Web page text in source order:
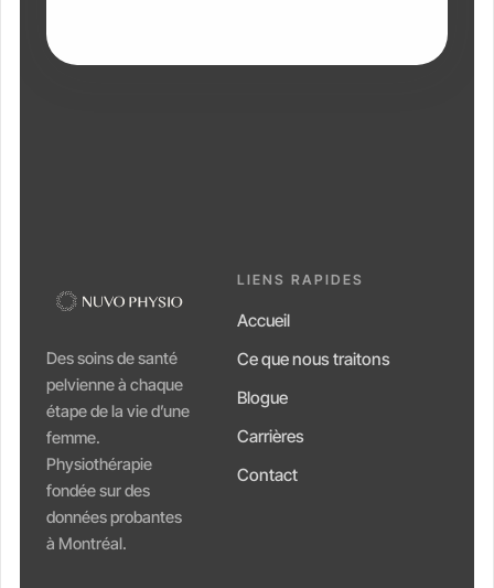
Des soins de santé
pelvienne à chaque
étape de la vie d’une
femme.
Physiothérapie
fondée sur des
données probantes
à Montréal.
LIENS RAPIDES
Accueil
Ce que nous traitons
Blogue
Carrières
Contact